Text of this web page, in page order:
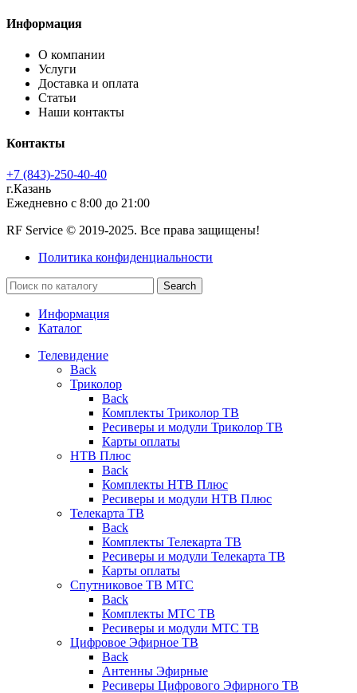
Информация
О компании
Услуги
Доставка и оплата
Статьи
Наши контакты
Контакты
+7 (843)-250-40-40
г.Казань
Ежедневно с 8:00 до 21:00
RF Service © 2019-2025. Все права защищены!
Политика конфиденциальности
Search
Информация
Каталог
Телевидение
Back
Триколор
Back
Комплекты Триколор ТВ
Ресиверы и модули Триколор ТВ
Карты оплаты
НТВ Плюс
Back
Комплекты НТВ Плюс
Ресиверы и модули НТВ Плюс
Телекарта ТВ
Back
Комплекты Телекарта ТВ
Ресиверы и модули Телекарта ТВ
Карты оплаты
Спутниковое ТВ МТС
Back
Комплекты МТС ТВ
Ресиверы и модули МТС ТВ
Цифровое Эфирное ТВ
Back
Антенны Эфирные
Ресиверы Цифрового Эфирного ТВ